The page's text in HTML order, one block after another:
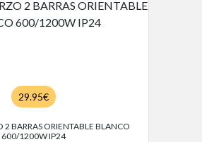
29.95€
2 BARRAS ORIENTABLE BLANCO
600/1200W IP24